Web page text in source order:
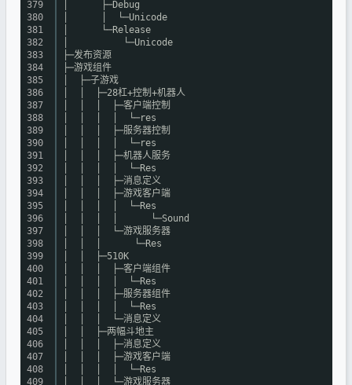
379
380
381
382
383
384
385
386
387
388
389
390
391
392
393
394
395
396
397
398
399
400
401
402
403
404
405
406
407
408
409
│ ├─Debug
│ │ └─Unicode
│ └─Release
│ └─Unicode
├─发布资源
├─游戏组件
│ ├─子游戏
│ │ ├─28杠+控制+机器人
│ │ │ ├─客户端控制
│ │ │ │ └─res
│ │ │ ├─服务器控制
│ │ │ │ └─res
│ │ │ ├─机器人服务
│ │ │ │ └─Res
│ │ │ ├─消息定义
│ │ │ ├─游戏客户端
│ │ │ │ └─Res
│ │ │ │ └─Sound
│ │ │ └─游戏服务器
│ │ │ └─Res
│ │ ├─510K
│ │ │ ├─客户端组件
│ │ │ │ └─Res
│ │ │ ├─服务器组件
│ │ │ │ └─Res
│ │ │ └─消息定义
│ │ ├─两幅斗地主
│ │ │ ├─消息定义
│ │ │ ├─游戏客户端
│ │ │ │ └─Res
│ │ │ └─游戏服务器